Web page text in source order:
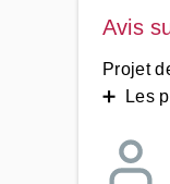
Avis
Projet
➕ Les